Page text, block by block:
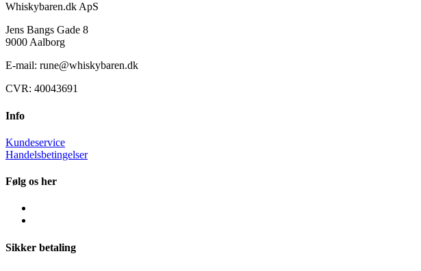
Whiskybaren.dk ApS
Jens Bangs Gade 8
9000 Aalborg
E-mail: rune@whiskybaren.dk
CVR: 40043691
Info
Kundeservice
Handelsbetingelser
Følg os her
Sikker betaling